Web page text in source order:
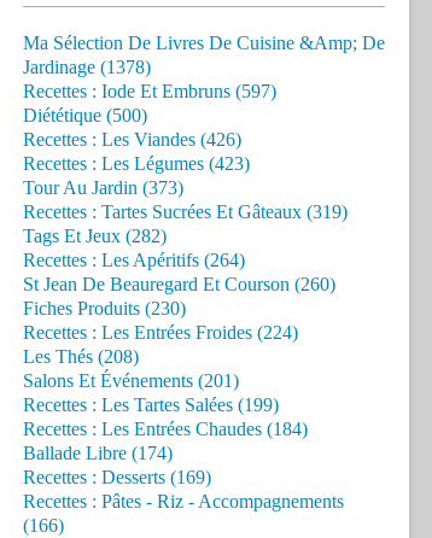
Ma Sélection De Livres De Cuisine &Amp; De
Jardinage (1378)
Recettes : Iode Et Embruns (597)
Diététique (500)
Recettes : Les Viandes (426)
Recettes : Les Légumes (423)
Tour Au Jardin (373)
Recettes : Tartes Sucrées Et Gâteaux (319)
Tags Et Jeux (282)
Recettes : Les Apéritifs (264)
St Jean De Beauregard Et Courson (260)
Fiches Produits (230)
Recettes : Les Entrées Froides (224)
Les Thés (208)
Salons Et Événements (201)
Recettes : Les Tartes Salées (199)
Recettes : Les Entrées Chaudes (184)
Ballade Libre (174)
Recettes : Desserts (169)
Recettes : Pâtes - Riz - Accompagnements
(166)